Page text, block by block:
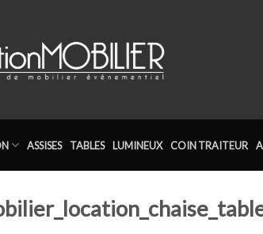
ASSISES TABLES LUMINEUX COIN TRAITEUR